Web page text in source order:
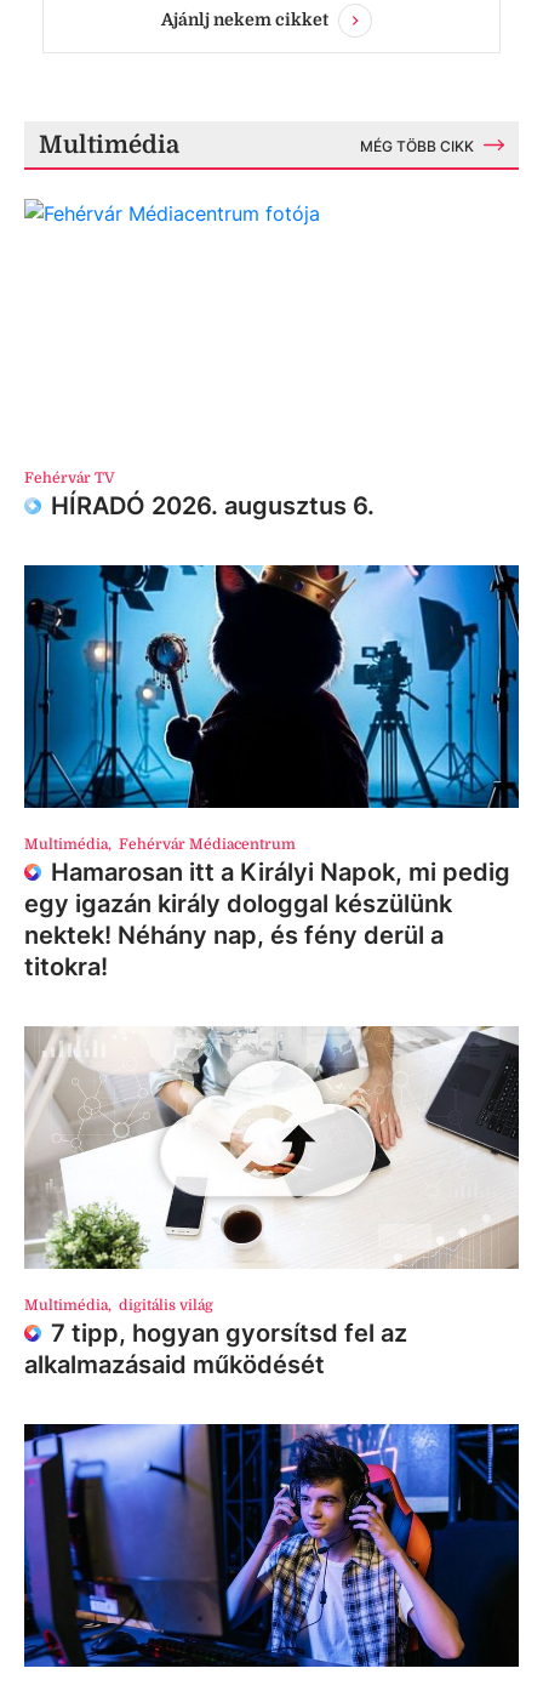
Ajánlj nekem cikket
Multimédia MÉG TÖBB CIKK
Fehérvár TV
HÍRADÓ 2026. augusztus 6.
Multimédia, Fehérvár Médiacentrum
Hamarosan itt a Királyi Napok, mi pedig
egy igazán király dologgal készülünk
nektek! Néhány nap, és fény derül a
titokra!
Multimédia, digitális világ
7 tipp, hogyan gyorsítsd fel az
alkalmazásaid működését